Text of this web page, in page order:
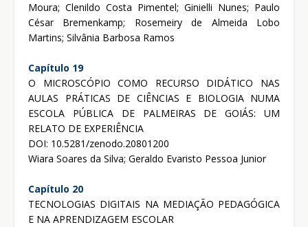
Moura; Clenildo Costa Pimentel; Ginielli Nunes; Paulo
César Bremenkamp; Rosemeiry de Almeida Lobo
Martins; Silvânia Barbosa Ramos
Capítulo 19
O MICROSCÓPIO COMO RECURSO DIDÁTICO NAS
AULAS PRÁTICAS DE CIÊNCIAS E BIOLOGIA NUMA
ESCOLA PÚBLICA DE PALMEIRAS DE GOIÁS: UM
RELATO DE EXPERIÊNCIA
DOI: 10.5281/zenodo.20801200
Wiara Soares da Silva; Geraldo Evaristo Pessoa Junior
Capítulo 20
TECNOLOGIAS DIGITAIS NA MEDIAÇÃO PEDAGÓGICA
E NA APRENDIZAGEM ESCOLAR